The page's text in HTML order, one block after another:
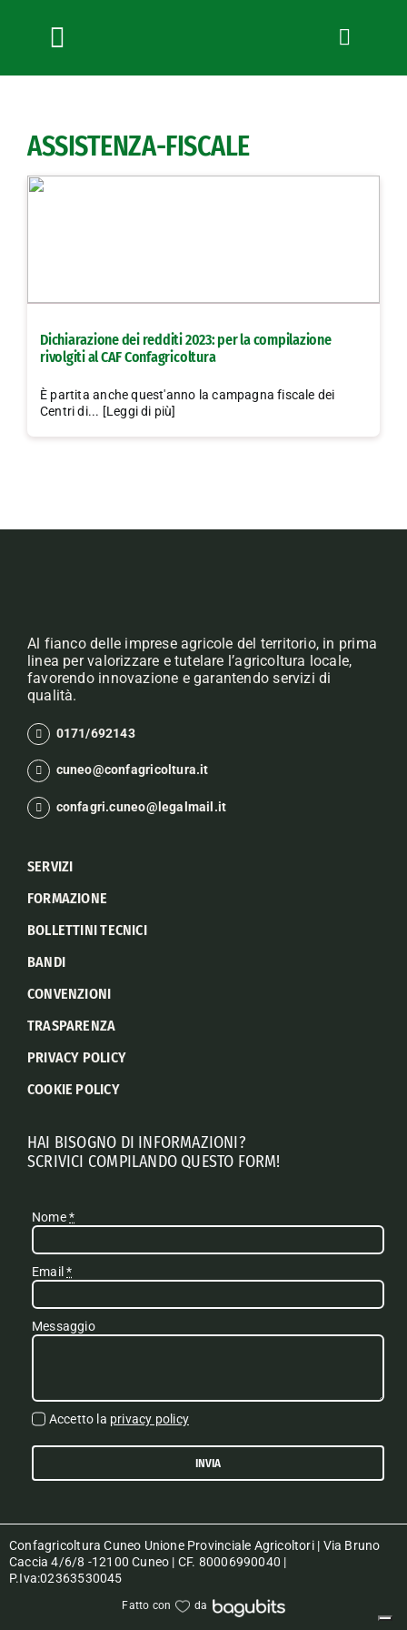
Toggle
Navigation
News
Bandi
Lavora con noi
ASSISTENZA-FISCALE
Dichiarazione dei redditi 2023: per la compilazione
rivolgiti al CAF Confagricoltura
È partita anche quest'anno la campagna fiscale dei
Centri di... [Leggi di più]
Al fianco delle imprese agricole del territorio, in prima
linea per valorizzare e tutelare l’agricoltura locale,
favorendo innovazione e garantendo servizi di
qualità.
0171/692143
cuneo@confagricoltura.it
confagri.cuneo@legalmail.it
SERVIZI
FORMAZIONE
BOLLETTINI TECNICI
BANDI
CONVENZIONI
TRASPARENZA
PRIVACY POLICY
COOKIE POLICY
HAI BISOGNO DI INFORMAZIONI?
SCRIVICI COMPILANDO QUESTO FORM!
Nome*
Email*
Messaggio
Accetto la privacy policy
INVIA
Confagricoltura Cuneo Unione Provinciale Agricoltori | Via Bruno
Caccia 4/6/8 -12100 Cuneo | CF. 80006990040 |
P.Iva:02363530045
Fatto con da